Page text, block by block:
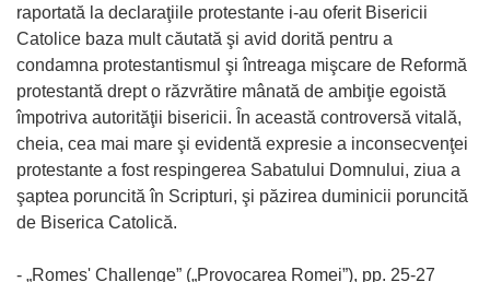
raportată la declaraţiile protestante i-au oferit Bisericii
Catolice baza mult căutată şi avid dorită pentru a
condamna protestantismul şi întreaga mişcare de Reformă
protestantă drept o răzvrătire mânată de ambiţie egoistă
împotriva autorităţii bisericii. În această controversă vitală,
cheia, cea mai mare şi evidentă expresie a inconsecvenţei
protestante a fost respingerea Sabatului Domnului, ziua a
şaptea poruncită în Scripturi, şi păzirea duminicii poruncită
de Biserica Catolică.
- „Romes' Challenge” („Provocarea Romei”), pp. 25-27